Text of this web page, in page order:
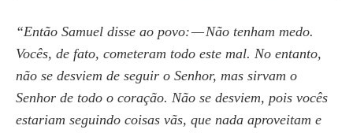
“Então Samuel disse ao povo: — Não tenham medo.
Vocês, de fato, cometeram todo este mal. No entanto,
não se desviem de seguir o Senhor, mas sirvam o
Senhor de todo o coração. Não se desviem, pois vocês
estariam seguindo coisas vãs, que nada aproveitam e